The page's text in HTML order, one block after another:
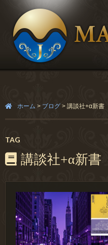
ホーム > ブログ > 講談社+α新書
TAG
講談社+α新書